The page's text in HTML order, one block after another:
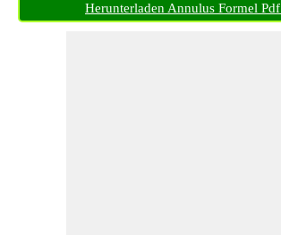
Herunterladen Annulus Formel Pdf